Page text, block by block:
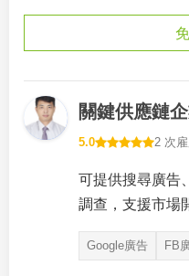
關鍵供應鏈
5.0 2 次雇
可提供搜尋廣告
調查，支援市場
Google廣告 FB